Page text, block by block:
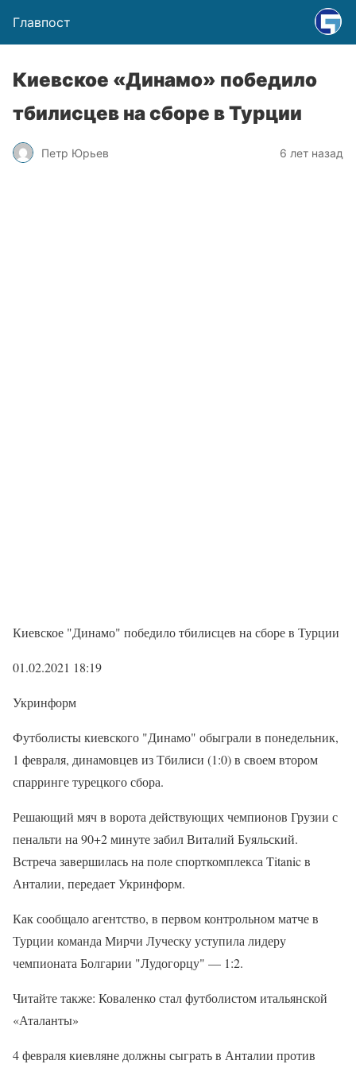
Главпост
Киевское «Динамо» победило
тбилисцев на сборе в Турции
Петр Юрьев 6 лет назад
Киевское "Динамо" победило тбилисцев на сборе в Турции
01.02.2021 18:19
Укринформ
Футболисты киевского "Динамо" обыграли в понедельник,
1 февраля, динамовцев из Тбилиси (1:0) в своем втором
спарринге турецкого сбора.
Решающий мяч в ворота действующих чемпионов Грузии с
пенальти на 90+2 минуте забил Виталий Буяльский.
Встреча завершилась на поле спорткомплекса Titanic в
Анталии, передает Укринформ.
Как сообщало агентство, в первом контрольном матче в
Турции команда Мирчи Луческу уступила лидеру
чемпионата Болгарии "Лудогорцу" — 1:2.
Читайте также: Коваленко стал футболистом итальянской
«Аталанты»
4 февраля киевляне должны сыграть в Анталии против